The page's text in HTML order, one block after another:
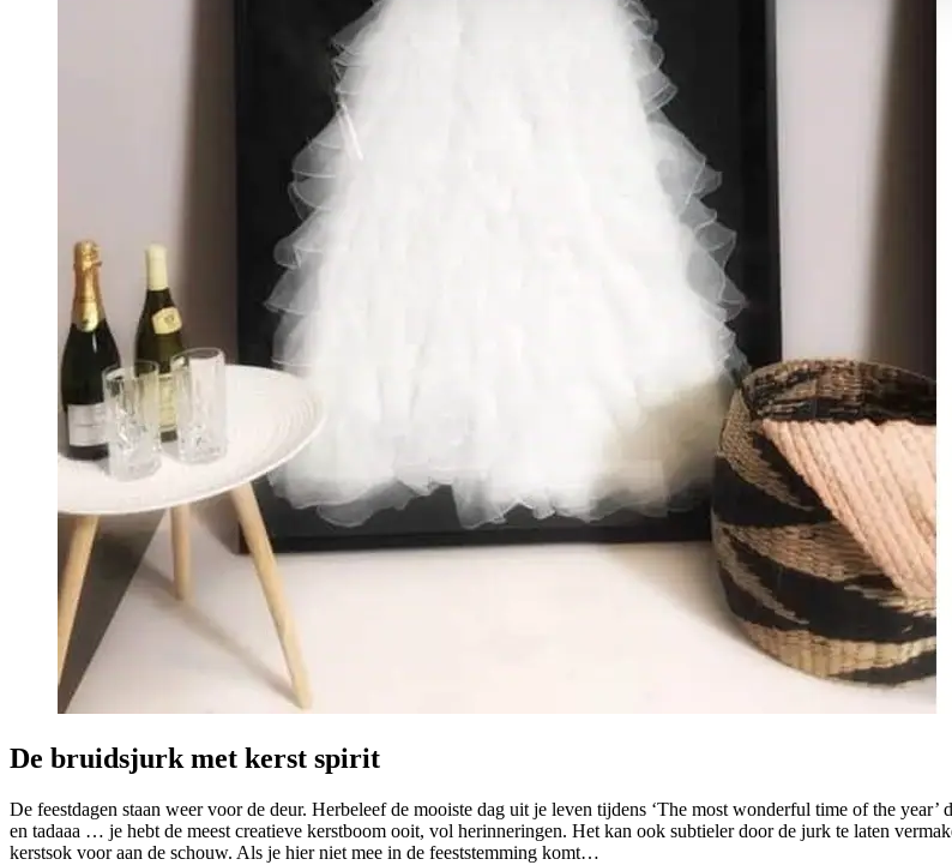
De bruidsjurk met kerst spirit
De feestdagen staan weer voor de deur. Herbeleef de mooiste dag uit je leven tijdens ‘The most wonderful time of the
en tadaaa … je hebt de meest creatieve kerstboom ooit, vol herinneringen. Het kan ook subtieler door de jurk te laten
kerstsok voor aan de schouw. Als je hier niet mee in de feeststemming komt…